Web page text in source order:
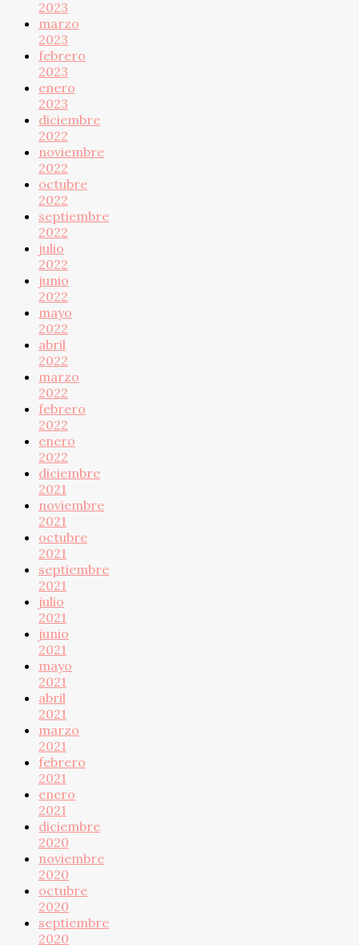
2023
marzo
2023
febrero
2023
enero
2023
diciembre
2022
noviembre
2022
octubre
2022
septiembre
2022
julio
2022
junio
2022
mayo
2022
abril
2022
marzo
2022
febrero
2022
enero
2022
diciembre
2021
noviembre
2021
octubre
2021
septiembre
2021
julio
2021
junio
2021
mayo
2021
abril
2021
marzo
2021
febrero
2021
enero
2021
diciembre
2020
noviembre
2020
octubre
2020
septiembre
2020